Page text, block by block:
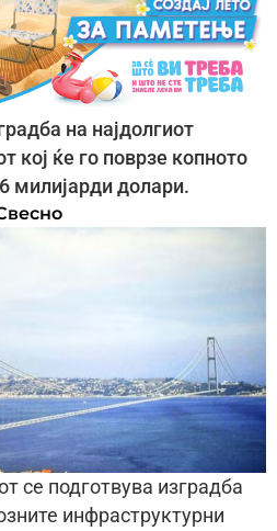
на најдолгиот
кој ќе го поврзе копното
милијарди долари.
се подготвува изградба
инфраструктурни